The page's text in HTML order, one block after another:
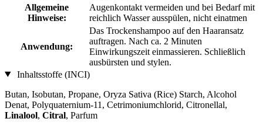
Allgemeine
Hinweise:
Augenkontakt vermeiden und bei Bedarf mit
reichlich Wasser ausspülen, nicht einatmen
Anwendung:
Das Trockenshampoo auf den Haaransatz
auftragen. Nach ca. 2 Minuten
Einwirkungszeit einmassieren. Schließlich
ausbürsten und stylen.
Inhaltsstoffe (INCI)
Butan, Isobutan, Propane, Oryza Sativa (Rice) Starch, Alcohol
Denat, Polyquaternium-11, Cetrimoniumchlorid, Citronellal,
Linalool, Citral, Parfum